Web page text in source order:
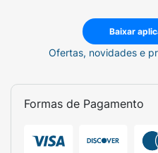
Baixar
Ofertas, novidades e
Formas de Pagamento